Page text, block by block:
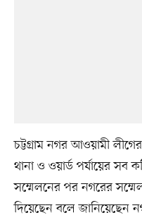
চট্টগ্রাম নগর আওয়ামী
থানা ও ওয়ার্ড পর্যায়ের সব
সম্মেলনের পর নগরের
দিয়েছেন বলে